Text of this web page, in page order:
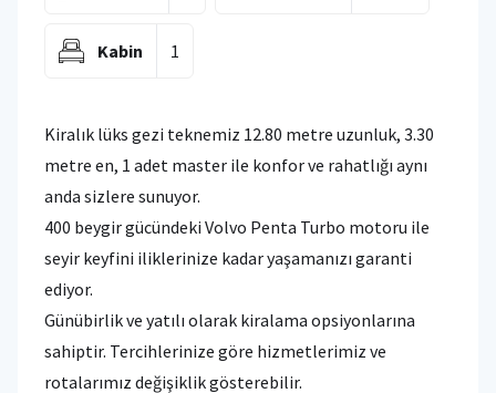
Kabin 1
Kiralık lüks gezi teknemiz 12.80 metre uzunluk, 3.30
metre en, 1 adet master ile konfor ve rahatlığı aynı
anda sizlere sunuyor.
400 beygir gücündeki Volvo Penta Turbo motoru ile
seyir keyfini iliklerinize kadar yaşamanızı garanti
ediyor.
Günübirlik ve yatılı olarak kiralama opsiyonlarına
sahiptir. Tercihlerinize göre hizmetlerimiz ve
rotalarımız değişiklik gösterebilir.